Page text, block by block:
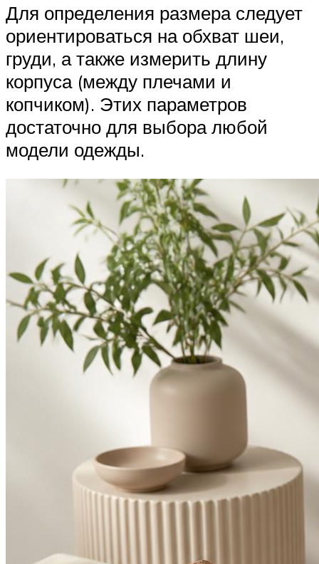
Для определения размера следует
ориентироваться на обхват шеи,
груди, а также измерить длину
корпуса (между плечами и
копчиком). Этих параметров
достаточно для выбора любой
модели одежды.